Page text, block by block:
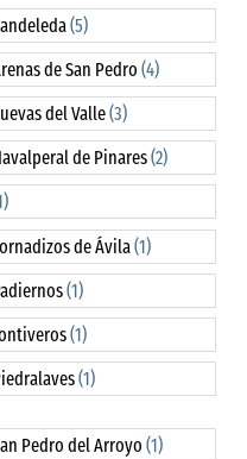
(5)
de San Pedro(4)
del Valle(3)
de Pinares(2)
de Ávila(1)
(1)
(1)
(1)
Pedro del Arroyo(1)